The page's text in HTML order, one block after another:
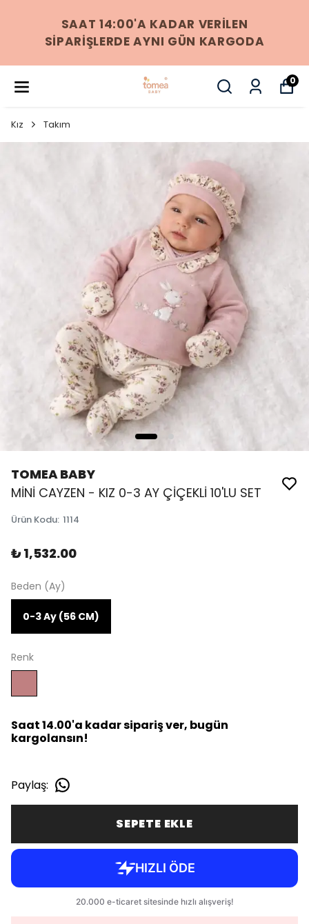
256 BIT SSL SERTIFIKASI ILE %100
GÜVENLI ÖDEME
0
Kız Takım
TOMEA BABY
MİNİ CAYZEN - KIZ 0-3 AY ÇİÇEKLİ 10'LU SET
Ürün Kodu: 1114
₺ 1,532.00
Beden (Ay)
0-3 Ay (56 CM)
Renk
Saat 14.00'a kadar sipariş ver, bugün
kargolansın!
Paylaş:
SEPETE EKLE